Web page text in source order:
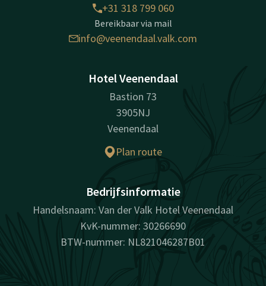
+31 318 799 060
Bereikbaar via mail
info@veenendaal.valk.com
Hotel Veenendaal
Bastion 73
3905NJ
Veenendaal
Plan route
Bedrijfsinformatie
Handelsnaam: Van der Valk Hotel Veenendaal
KvK-nummer: 30266690
BTW-nummer: NL821046287B01